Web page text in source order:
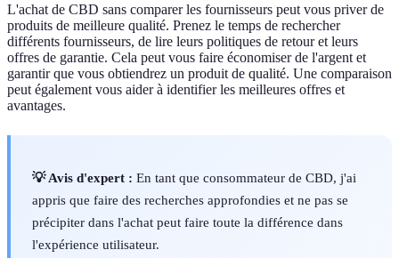
L'achat de CBD sans comparer les fournisseurs peut vous priver de
produits de meilleure qualité. Prenez le temps de rechercher
différents fournisseurs, de lire leurs politiques de retour et leurs
offres de garantie. Cela peut vous faire économiser de l'argent et
garantir que vous obtiendrez un produit de qualité. Une comparaison
peut également vous aider à identifier les meilleures offres et
avantages.
💡 Avis d'expert : En tant que consommateur de CBD, j'ai
appris que faire des recherches approfondies et ne pas se
précipiter dans l'achat peut faire toute la différence dans
l'expérience utilisateur.